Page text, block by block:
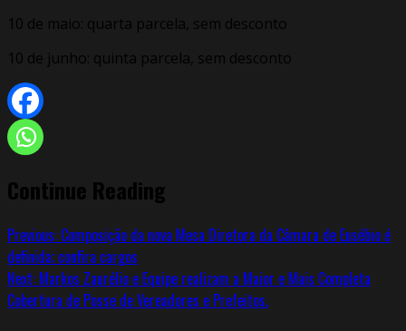
10 de maio: quarta parcela, sem desconto
10 de junho: quinta parcela, sem desconto
Continue Reading
Previous: Composição da nova Mesa Diretora da Câmara de Eusébio é
definida; confira cargos
Next: Markos Zaurélio e Equipe realizam a Maior e Mais Completa
Cobertura de Posse de Vereadores e Prefeitos.